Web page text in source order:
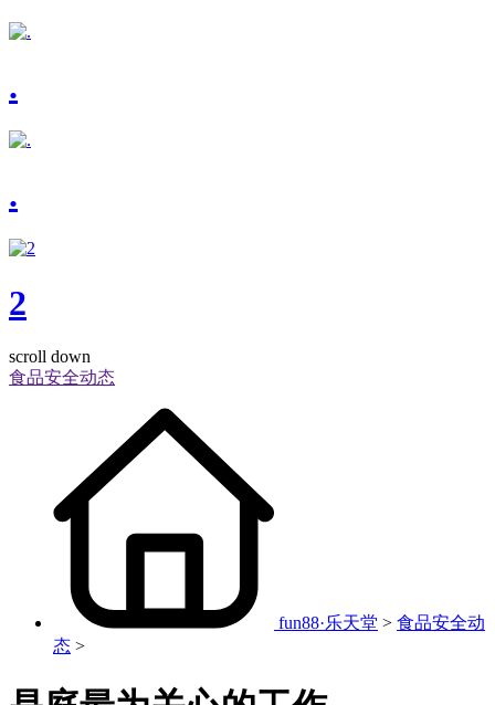
.
.
2
scroll down
食品安全动态
fun88·乐天堂 > 食品安全动
态 >